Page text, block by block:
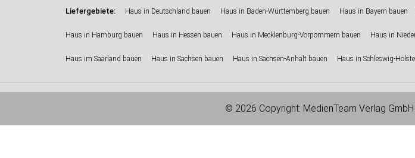
Liefergebiete: Haus in Deutschland bauen Haus in Baden-Württemberg bauen Haus in Bayern bauen
Haus in Hamburg bauen Haus in Hessen bauen Haus in Mecklenburg-Vorpommern bauen Haus in
Haus im Saarland bauen Haus in Sachsen bauen Haus in Sachsen-Anhalt bauen Haus in Schleswig-
© 2026 Copyright: MedienTeam Verlag GmbH